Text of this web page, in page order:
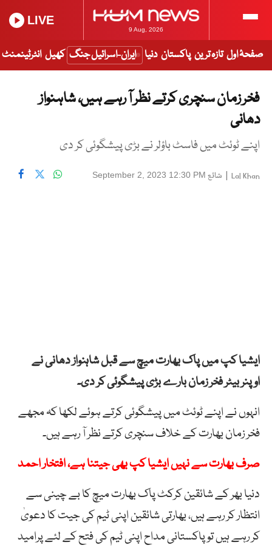
9 Aug, 2026
LIVE
صفحۂ اول تازہ ترین پاکستان دنیا ایران-اسرائیل جنگ کھیل انٹرٹینمنٹ
فخر زمان سنچری کرتے نظر آ رہے ہیں، شاہنواز
دھانی
اپنے ٹوئٹ میں فاسٹ باؤلر نے بڑی پیشگوئی کر دی
Lal Khan
| شائع September 2, 2023 12:30 PM
ایشیا کپ میں پاک بھارت میچ سے قبل شاہنواز دھانی نے
اوپنر بیٹر فخر زمان بارے بڑی پیشگوئی کر دی۔
انہوں نے اپنے ٹوئٹ میں پیشگوئی کرتے ہوئے لکھا کہ مجھے
فخر زمان بھارت کے خلاف سنچری کرتے نظر آ رہے ہیں۔
صرف بھارت سے نہیں ایشیا کپ بھی جیتنا ہے، افتخار احمد
دنیا بھر کے شائقین کرکٹ پاک بھارت میچ کا بے چینی سے
انتظار کر رہے ہیں، بھارتی شائقین اپنی ٹیم کی جیت کا دعویٰ
کر رہے ہیں تو پاکستانی مداح اپنی ٹیم کی فتح کے لئے پرامید